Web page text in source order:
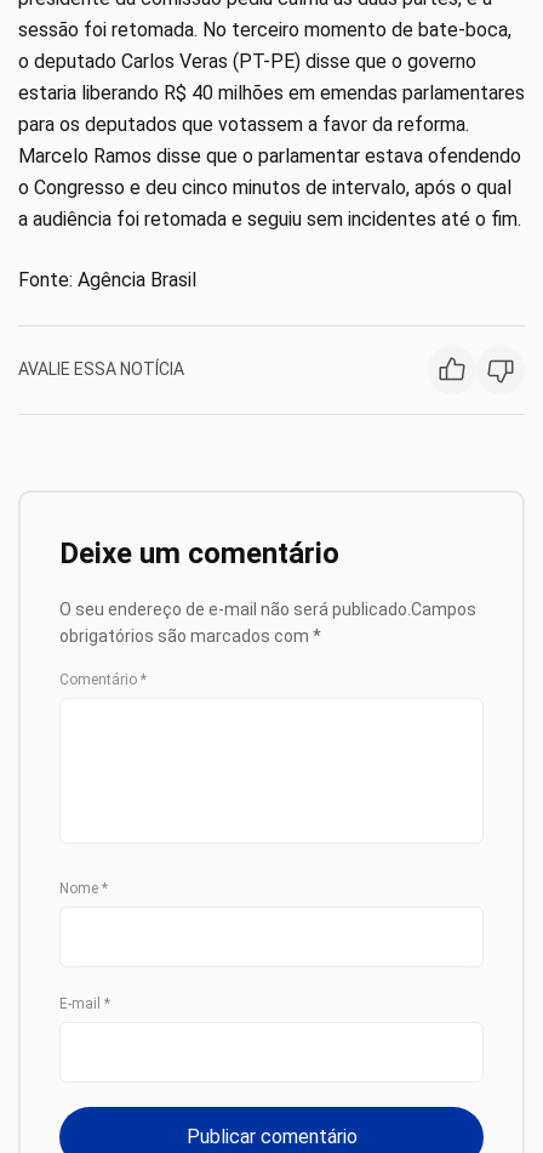
sessão foi retomada. No terceiro momento de bate-boca,
o deputado Carlos Veras (PT-PE) disse que o governo
estaria liberando R$ 40 milhões em emendas parlamentares
para os deputados que votassem a favor da reforma.
Marcelo Ramos disse que o parlamentar estava ofendendo
o Congresso e deu cinco minutos de intervalo, após o qual
a audiência foi retomada e seguiu sem incidentes até o fim.
Fonte: Agência Brasil
AVALIE ESSA NOTÍCIA
Deixe um comentário
O seu endereço de e-mail não será publicado. Campos
obrigatórios são marcados com *
Comentário *
Nome *
E-mail *